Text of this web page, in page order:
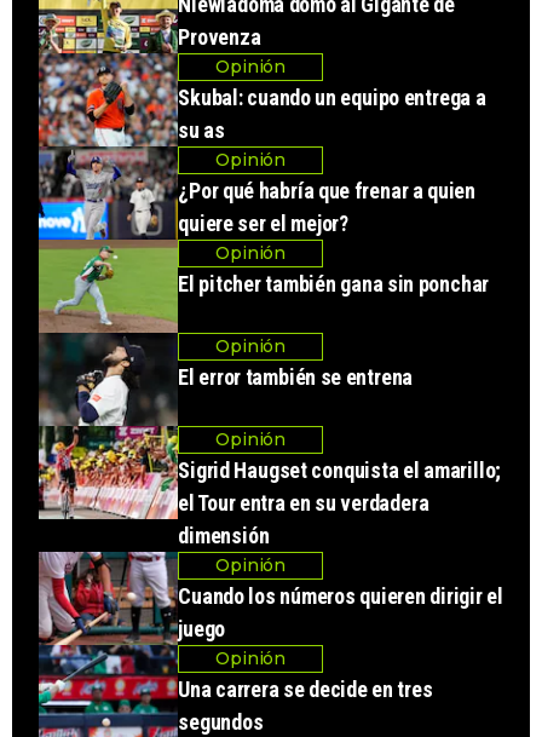
Provenza
Opinión
Skubal: cuando un equipo entrega a
su as
Opinión
¿Por qué habría que frenar a quien
quiere ser el mejor?
Opinión
El pitcher también gana sin ponchar
Opinión
El error también se entrena
Opinión
Sigrid Haugset conquista el amarillo;
el Tour entra en su verdadera
dimensión
Opinión
Cuando los números quieren dirigir el
juego
Opinión
Una carrera se decide en tres
segundos